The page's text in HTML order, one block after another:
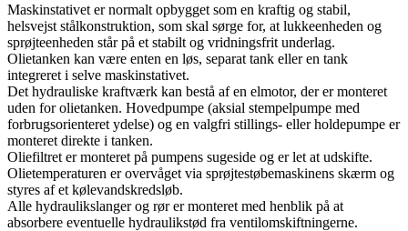
Maskinstativet er normalt opbygget som en kraftig og stabil,
helsvejst stål­konstruktion, som skal sørge for, at lukkeenheden og
sprøjteenheden står på et stabilt og vridningsfrit underlag.
Olietanken kan være enten en løs, separat tank eller en tank
integreret i selve maskinstativet.
Det hydrauliske kraftværk kan bestå af en elmotor, der er monteret
uden for olietanken. Hovedpumpe (aksial stempelpumpe med
forbrugsorienteret ydelse) og en valg­fri stillings- eller holdepumpe er
monteret direkte i tanken.
Oliefiltret er monteret på pumpens sugeside og er let at udskifte.
Olietemperaturen er overvåget via sprøjte­støbemaskinens skærm og
styres af et kølevandskredsløb.
Alle hydraulikslanger og rør er monteret med henblik på at
absorbere eventuelle hydraulikstød fra ventilomskiftningerne.